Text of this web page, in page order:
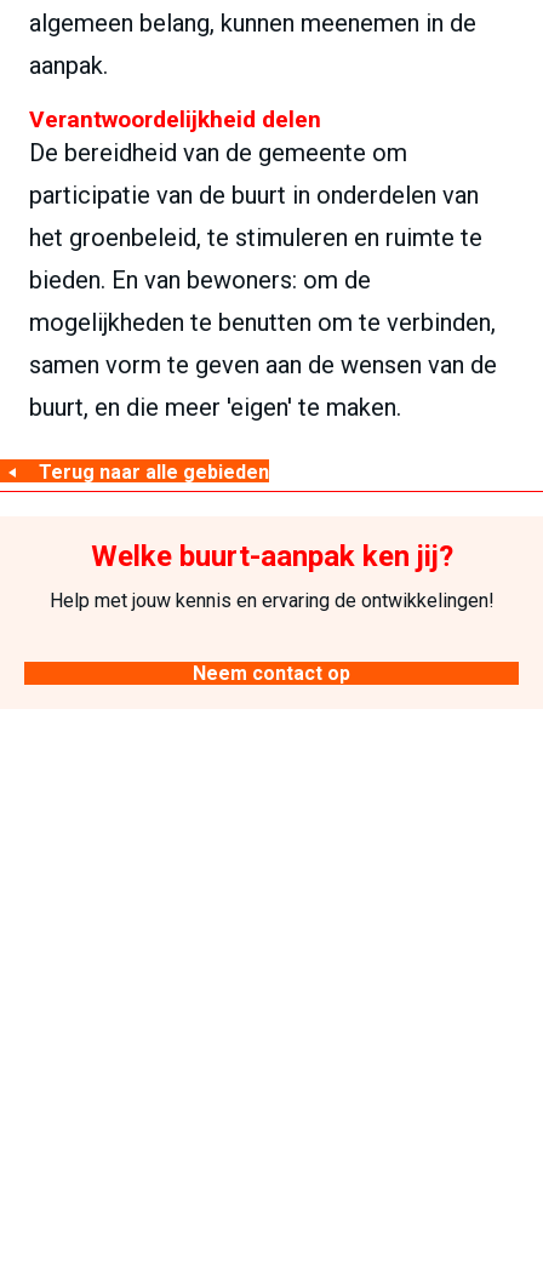
algemeen belang, kunnen meenemen in de
aanpak.
Verantwoordelijkheid delen
De bereidheid van de gemeente om
participatie van de buurt in onderdelen van
het groenbeleid, te stimuleren en ruimte te
bieden. En van bewoners: om de
mogelijkheden te benutten om te verbinden,
samen vorm te geven aan de wensen van de
buurt, en die meer 'eigen' te maken.
Terug naar alle gebieden
Welke buurt-aanpak ken jij?
Help met jouw kennis en ervaring de ontwikkelingen!
Neem contact op